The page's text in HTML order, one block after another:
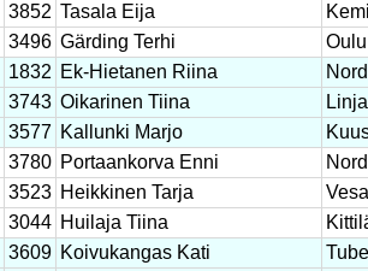
3852 Tasala Eija
3496 Gärding Terhi
Oulu
1832 Ek-Hietanen Riina
3743 Oikarinen Tiina
3577 Kallunki Marjo
3780 Portaankorva Enni
3523 Heikkinen Tarja
3044 Huilaja Tiina
3609 Koivukangas Kati